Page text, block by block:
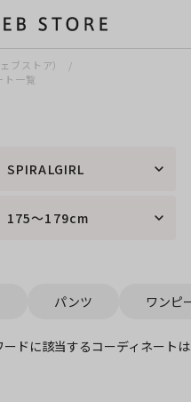
ブストア）
ト一覧
SPIRALGIRL
175～179cm
パンツ ワンピ
ドに該当するコーディネートは